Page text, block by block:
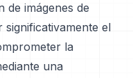
imágenes de
significativamente el
la
una